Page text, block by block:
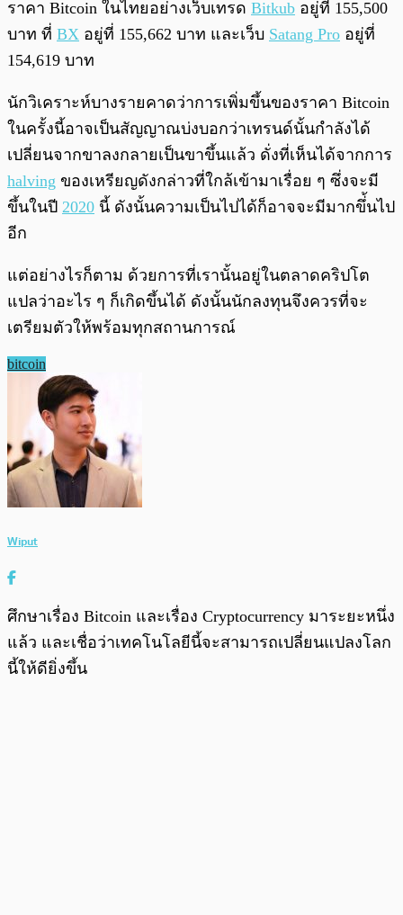
ราคา Bitcoin ในไทยอย่างเว็บเทรด Bitkub อยู่ที่ 155,500
บาท ที่ BX อยู่ที่ 155,662 บาท และเว็บ Satang Pro อยู่ที่
154,619 บาท
นักวิเคราะห์บางรายคาดว่าการเพิ่มขึ้นของราคา Bitcoin
ในครั้งนี้อาจเป็นสัญญาณบ่งบอกว่าเทรนด์นั้นกำลังได้
เปลี่ยนจากขาลงกลายเป็นขาขึ้นแล้ว ดั่งที่เห็นได้จากการ
halving ของเหรียญดังกล่าวที่ใกล้เข้ามาเรื่อย ๆ ซึ่งจะมี
ขึ้นในปี 2020 นี้ ดังนั้นความเป็นไปได้ก็อาจจะมีมากขึ่้นไป
อีก
แต่อย่างไรก็ตาม ด้วยการที่เรานั้นอยู่ในตลาดคริปโต
แปลว่าอะไร ๆ ก็เกิดขึ้นได้ ดังนั้นนักลงทุนจึงควรที่จะ
เตรียมตัวให้พร้อมทุกสถานการณ์
bitcoin
Wiput
ศึกษาเรื่อง Bitcoin และเรื่อง Cryptocurrency มาระยะหนึ่ง
แล้ว และเชื่อว่าเทคโนโลยีนี้จะสามารถเปลี่ยนแปลงโลก
นี้ให้ดียิ่งขึ้น